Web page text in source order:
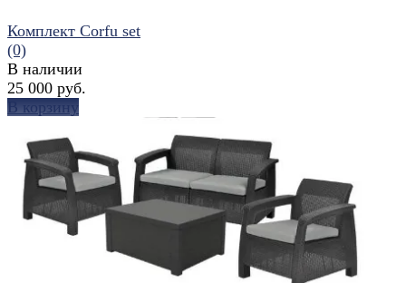
избранное сравнить
Комплект Corfu set
(0)
В наличии
25 000 руб.
В корзину